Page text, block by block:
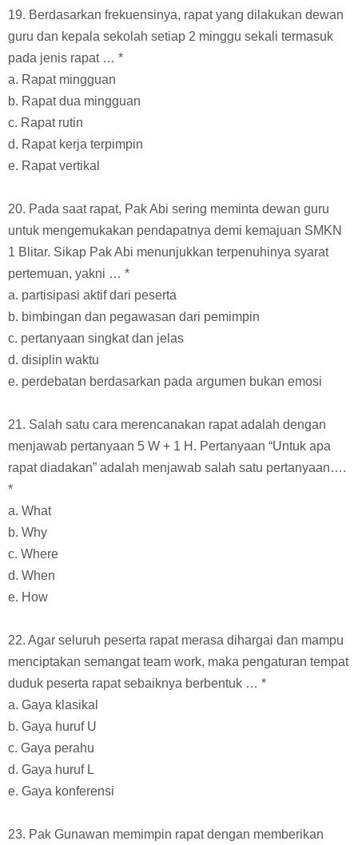
19. Berdasarkan frekuensinya, rapat yang dilakukan dewan
guru dan kepala sekolah setiap 2 minggu sekali termasuk
pada jenis rapat … *
a. Rapat mingguan
b. Rapat dua mingguan
c. Rapat rutin
d. Rapat kerja terpimpin
e. Rapat vertikal
20. Pada saat rapat, Pak Abi sering meminta dewan guru
untuk mengemukakan pendapatnya demi kemajuan SMKN
1 Blitar. Sikap Pak Abi menunjukkan terpenuhinya syarat
pertemuan, yakni … *
a. partisipasi aktif dari peserta
b. bimbingan dan pegawasan dari pemimpin
c. pertanyaan singkat dan jelas
d. disiplin waktu
e. perdebatan berdasarkan pada argumen bukan emosi
21. Salah satu cara merencanakan rapat adalah dengan
menjawab pertanyaan 5 W + 1 H. Pertanyaan “Untuk apa
rapat diadakan” adalah menjawab salah satu pertanyaan….
*
a. What
b. Why
c. Where
d. When
e. How
22. Agar seluruh peserta rapat merasa dihargai dan mampu
menciptakan semangat team work, maka pengaturan tempat
duduk peserta rapat sebaiknya berbentuk … *
a. Gaya klasikal
b. Gaya huruf U
c. Gaya perahu
d. Gaya huruf L
e. Gaya konferensi
23. Pak Gunawan memimpin rapat dengan memberikan